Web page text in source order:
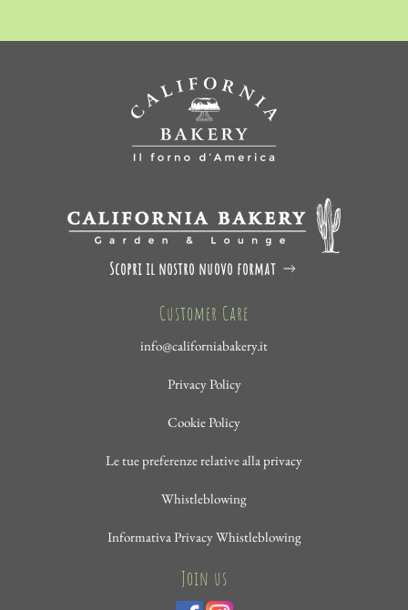
Scopri il nostro nuovo format
Customer Care
info@californiabakery.it
Privacy Policy
Cookie Policy
Le tue preferenze relative alla privacy
Whistleblowing
Informativa Privacy Whistleblowing
Join us